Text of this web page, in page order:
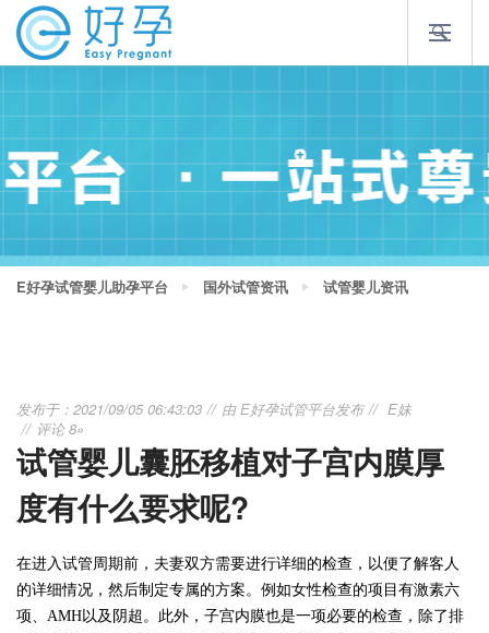
E好孕试管婴儿助孕平台 国外试管资讯 试管婴儿资讯
发布于：2021/09/05 06:43:03 由E好孕试管平台发布
E妹
评论 8»
试管婴儿囊胚移植对子宫内膜厚
度有什么要求呢?
在进入试管周期前 ，夫妻双方需要进行详细的检查，以便了解客人
的详细情况，然后制定专属的方案。例如女性检查的项目有激素六
项、AMH以及阴超。此外， 子宫内膜也是一项必要的检查 ，除了排